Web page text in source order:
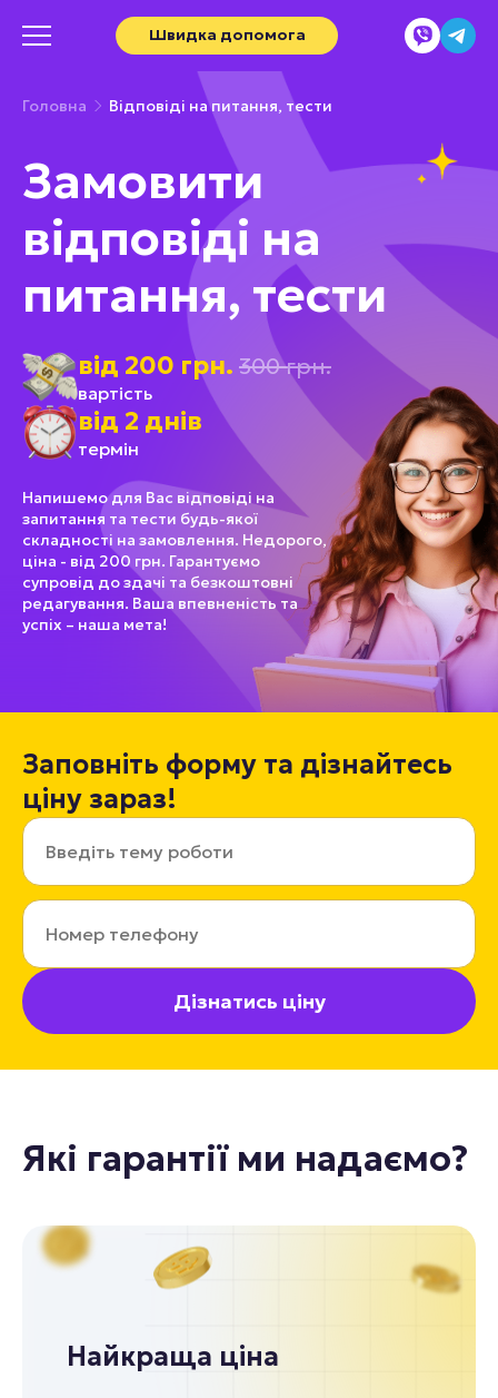
Швидка допомога
Головна Відповіді на питання, тести
Замовити
відповіді на
питання, тести
від 200 грн. 300 грн.
вартість
від 2 днів
термін
Напишемо для Вас відповіді на
запитання та тести будь-якої
складності на замовлення. Недорого,
ціна - від 200 грн. Гарантуємо
супровід до здачі та безкоштовні
редагування. Ваша впевненість та
успіх – наша мета!
Заповніть форму та дізнайтесь
ціну зараз!
Дізнатись ціну
Які гарантії ми надаємо?
Найкраща ціна